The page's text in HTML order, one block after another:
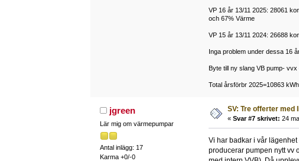
VP 16 år 13/11 2025: 28061
och 67% Värme
VP 15 år 13/11 2024: 26688
Inga problem under dessa 16
Byte till ny slang VB pump-
Total årsförbr 2025=10863
jgreen
Lär mig om värmepumpar
Antal inlägg: 17
Karma +0/-0
SV: Tre offerter med
« Svar #7 skrivet: 24
Vi har badkar i vår
producerar pumpen nytt vv